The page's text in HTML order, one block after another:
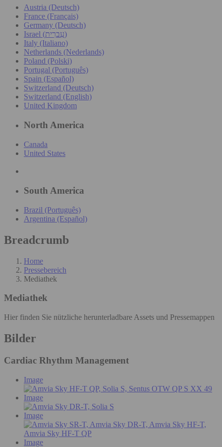
Austria (Deutsch)
France (Français)
Germany (Deutsch)
Israel (עִברִית)
Italy (Italiano)
Netherlands (Nederlands)
Poland (Polski)
Portugal (Português)
Spain (Español)
Switzerland (Deutsch)
Switzerland (English)
United Kingdom
North America
Canada
United States
South America
Brazil (Português)
Argentina (Español)
Breadcrumb
Home
Pressebereich
Mediathek
Mediathek
Hier finden Sie nützliche herunterladbare Assets und Pressemappen
Bilder
Cardiac Rhythm Management
Image
Image
Image
Image